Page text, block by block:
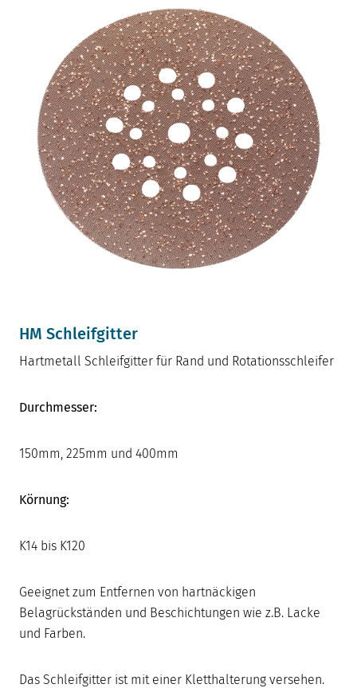
HM Schleifgitter
Hartmetall Schleifgitter für Rand und Rotationsschleifer
Durchmesser:
150mm, 225mm und 400mm
Körnung:
K14 bis K120
Geeignet zum Entfernen von hartnäckigen
Belagrückständen und Beschichtungen wie z.B. Lacke
und Farben.
Das Schleifgitter ist mit einer Kletthalterung versehen.